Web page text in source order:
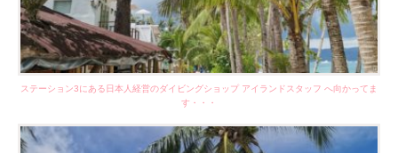
ステーション3にある 日本人経営のダイビングショップ アイランドスタッフ へ向かってま
す・・・